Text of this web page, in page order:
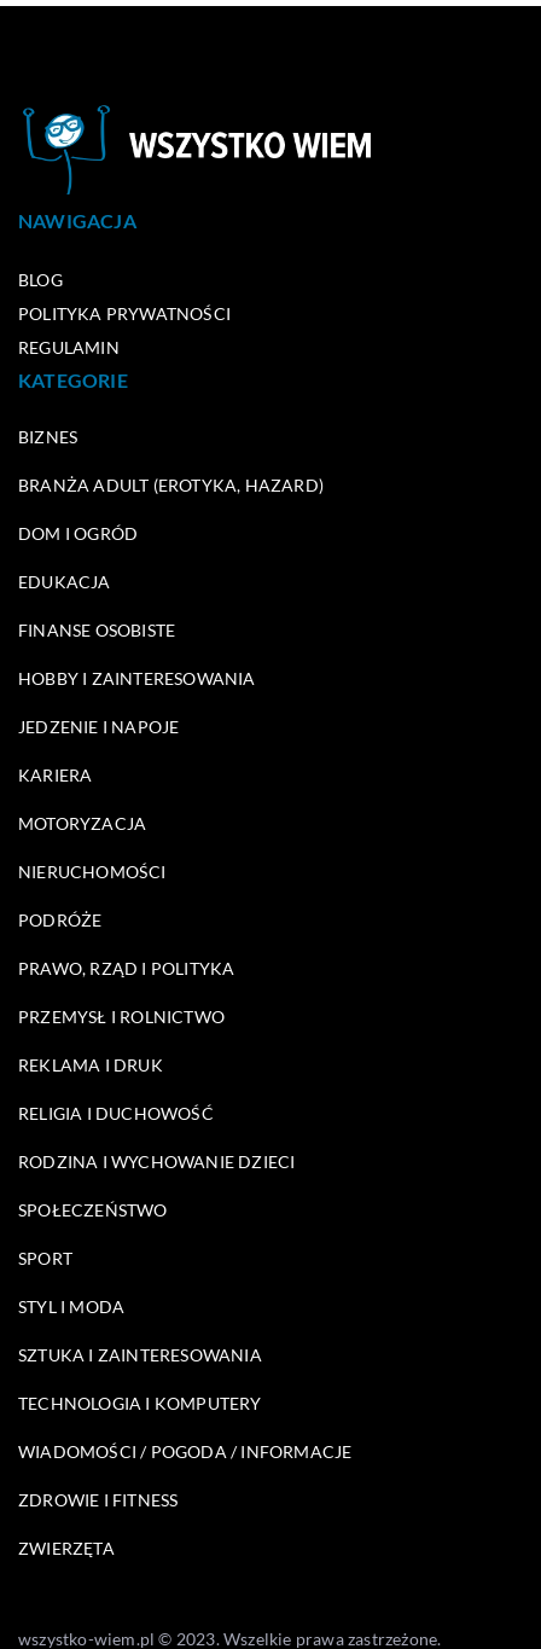
NAWIGACJA
BLOG
POLITYKA PRYWATNOŚCI
REGULAMIN
KATEGORIE
BIZNES
BRANŻA ADULT (EROTYKA, HAZARD)
DOM I OGRÓD
EDUKACJA
FINANSE OSOBISTE
HOBBY I ZAINTERESOWANIA
JEDZENIE I NAPOJE
KARIERA
MOTORYZACJA
NIERUCHOMOŚCI
PODRÓŻE
PRAWO, RZĄD I POLITYKA
PRZEMYSŁ I ROLNICTWO
REKLAMA I DRUK
RELIGIA I DUCHOWOŚĆ
RODZINA I WYCHOWANIE DZIECI
SPOŁECZEŃSTWO
SPORT
STYL I MODA
SZTUKA I ZAINTERESOWANIA
TECHNOLOGIA I KOMPUTERY
WIADOMOŚCI / POGODA / INFORMACJE
ZDROWIE I FITNESS
ZWIERZĘTA
wszystko-wiem.pl © 2023. Wszelkie prawa zastrzeżone.